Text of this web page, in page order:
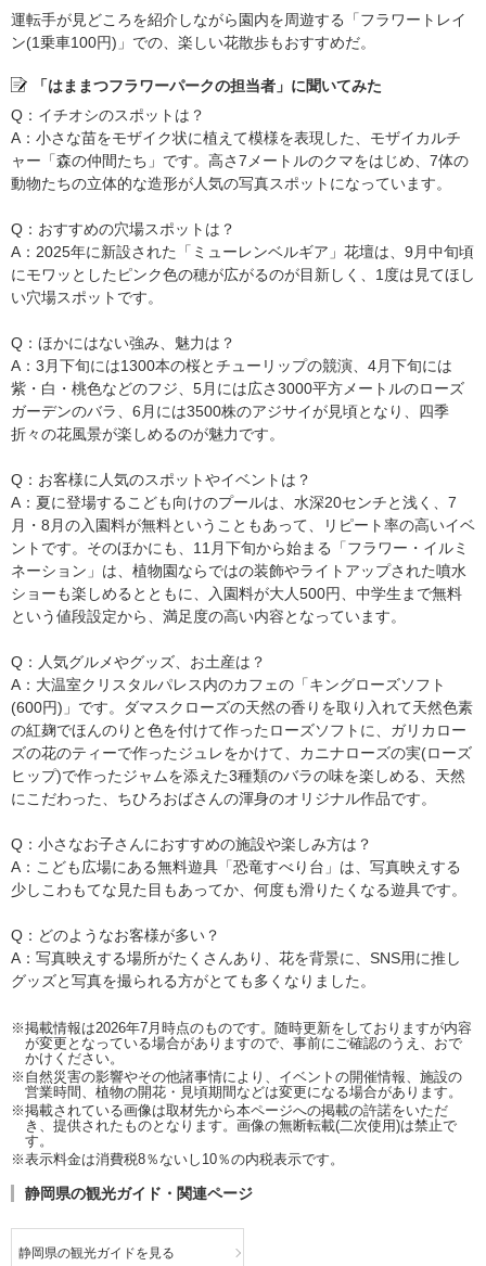
運転手が見どころを紹介しながら園内を周遊する「フラワートレイ
ン(1乗車100円)」での、楽しい花散歩もおすすめだ。
「はままつフラワーパークの担当者」に聞いてみた
Q：イチオシのスポットは？
A：小さな苗をモザイク状に植えて模様を表現した、モザイカルチ
ャー「森の仲間たち」です。高さ7メートルのクマをはじめ、7体の
動物たちの立体的な造形が人気の写真スポットになっています。
Q：おすすめの穴場スポットは？
A：2025年に新設された「ミューレンベルギア」花壇は、9月中旬頃
にモワッとしたピンク色の穂が広がるのが目新しく、1度は見てほし
い穴場スポットです。
Q：ほかにはない強み、魅力は？
A：3月下旬には1300本の桜とチューリップの競演、4月下旬には
紫・白・桃色などのフジ、5月には広さ3000平方メートルのローズ
ガーデンのバラ、6月には3500株のアジサイが見頃となり、四季
折々の花風景が楽しめるのが魅力です。
Q：お客様に人気のスポットやイベントは？
A：夏に登場するこども向けのプールは、水深20センチと浅く、7
月・8月の入園料が無料ということもあって、リピート率の高いイベ
ントです。そのほかにも、11月下旬から始まる「フラワー・イルミ
ネーション」は、植物園ならではの装飾やライトアップされた噴水
ショーも楽しめるとともに、入園料が大人500円、中学生まで無料
という値段設定から、満足度の高い内容となっています。
Q：人気グルメやグッズ、お土産は？
A：大温室クリスタルパレス内のカフェの「キングローズソフト
(600円)」です。ダマスクローズの天然の香りを取り入れて天然色素
の紅麹でほんのりと色を付けて作ったローズソフトに、ガリカロー
ズの花のティーで作ったジュレをかけて、カニナローズの実(ローズ
ヒップ)で作ったジャムを添えた3種類のバラの味を楽しめる、天然
にこだわった、ちひろおばさんの渾身のオリジナル作品です。
Q：小さなお子さんにおすすめの施設や楽しみ方は？
A：こども広場にある無料遊具「恐竜すべり台」は、写真映えする
少しこわもてな見た目もあってか、何度も滑りたくなる遊具です。
Q：どのようなお客様が多い？
A：写真映えする場所がたくさんあり、花を背景に、SNS用に推し
グッズと写真を撮られる方がとても多くなりました。
※掲載情報は2026年7月時点のものです。随時更新をしておりますが内容
が変更となっている場合がありますので、事前にご確認のうえ、おで
かけください。
※自然災害の影響やその他諸事情により、イベントの開催情報、施設の
営業時間、植物の開花・見頃期間などは変更になる場合があります。
※掲載されている画像は取材先から本ページへの掲載の許諾をいただ
き、提供されたものとなります。画像の無断転載(二次使用)は禁止で
す。
※表示料金は消費税8％ないし10％の内税表示です。
静岡県の観光ガイド・関連ページ
静岡県の観光ガイドを見る